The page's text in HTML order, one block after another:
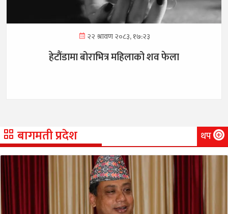
२२ श्रावण २०८३, १७:२३
हेटौंडामा बोराभित्र महिलाको शव फेला
बागमती प्रदेश थप